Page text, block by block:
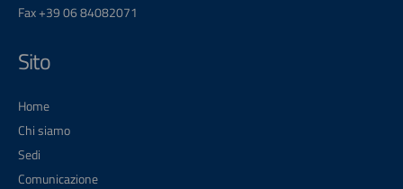
Fax +39 06 84082071
Sito
Home
Chi siamo
Sedi
Comunicazione